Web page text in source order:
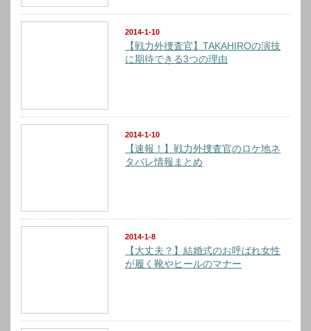
2014-1-10
【戦力外捜査官】TAKAHIROの演技
に期待できる3つの理由
2014-1-10
【速報！】戦力外捜査官のロケ地ネ
タバレ情報まとめ
2014-1-8
【大丈夫？】結婚式のお呼ばれ女性
が履く靴やヒールのマナー